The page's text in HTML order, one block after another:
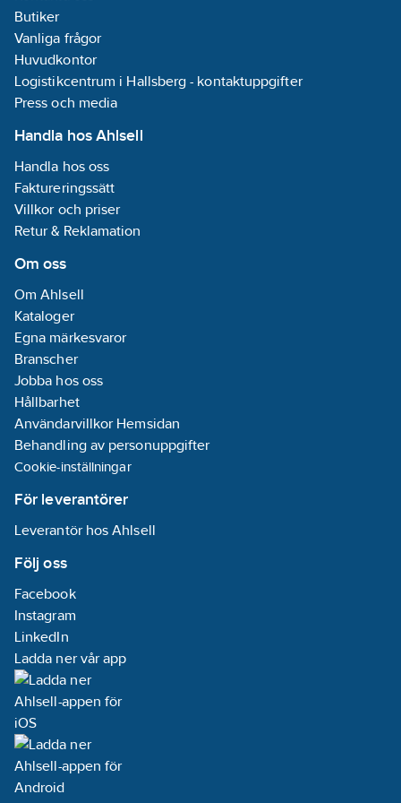
- Manuell manövrering
- Servostyrd
nominell diameter DN65
- Kopplat membran
öppnar utan
differenstryck
- Energisparande
DC-varianter
info i
produktdatablad
Butiker
Vanliga frågor
Huvudkontor
Logistikcentrum i Hallsberg - kontaktuppgifter
Press och media
Handla hos Ahlsell
Handla hos oss
Faktureringssätt
Villkor och priser
Retur & Reklamation
Om oss
Om Ahlsell
Kataloger
Egna märkesvaror
Branscher
Jobba hos oss
Hållbarhet
Användarvillkor Hemsidan
Behandling av personuppgifter
Cookie-inställningar
För leverantörer
Leverantör hos Ahlsell
Följ oss
Facebook
Instagram
LinkedIn
Ladda ner vår app